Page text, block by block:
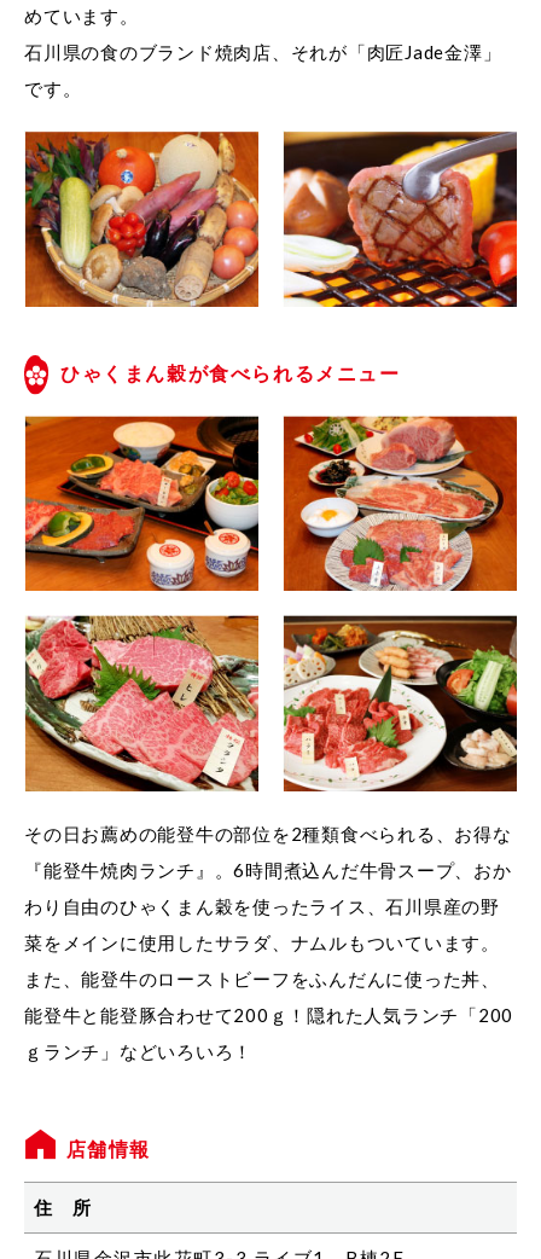
めています。
石川県の食のブランド焼肉店、それが「肉匠Jade金澤」
です。
その日お薦めの能登牛の部位を2種類食べられる、お得な
『能登牛焼肉ランチ』。6時間煮込んだ牛骨スープ、おか
わり自由のひゃくまん穀を使ったライス、石川県産の野
菜をメインに使用したサラダ、ナムルもついています。
また、能登牛のローストビーフをふんだんに使った丼、
能登牛と能登豚合わせて200ｇ！隠れた人気ランチ「200
ｇランチ」などいろいろ！
ひゃくまん穀が食べられるメニュー
店舗情報
住 所